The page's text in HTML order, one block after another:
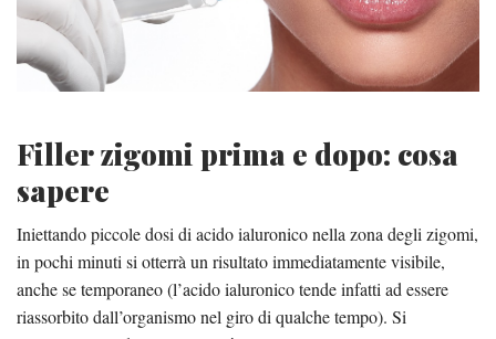
Filler zigomi prima e dopo: cosa
sapere
Iniettando piccole dosi di acido ialuronico nella zona degli zigomi,
in pochi minuti si otterrà un risultato immediatamente visibile,
anche se temporaneo (l’acido ialuronico tende infatti ad essere
riassorbito dall’organismo nel giro di qualche tempo). Si